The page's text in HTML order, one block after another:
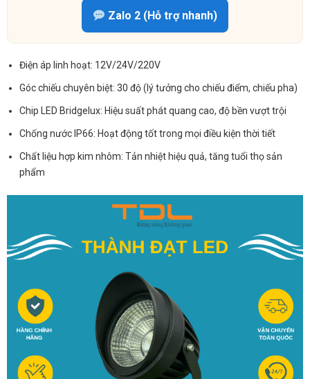
Zalo 2 (Hỗ trợ nhanh)
Điện áp linh hoạt: 12V/24V/220V
Góc chiếu chuyên biệt: 30 độ (lý tưởng cho chiếu điểm, chiếu pha)
Chip LED Bridgelux: Hiệu suất phát quang cao, độ bền vượt trội
Chống nước IP66: Hoạt động tốt trong mọi điều kiện thời tiết
Chất liệu hợp kim nhôm: Tản nhiệt hiệu quả, tăng tuổi thọ sản
phẩm